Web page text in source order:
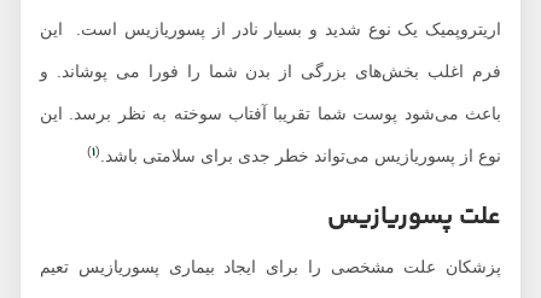
اریتروپمیک یک نوع شدید و بسیار نادر از پسوریازیس است. این
فرم اغلب بخش‌های بزرگی از بدن شما را فورا می پوشاند. و
باعث می‌شود پوست شما تقریبا آفتاب سوخته به نظر برسد. این
نوع از پسوریازیس می‌تواند خطر جدی برای سلامتی باشد. 1
علت پسوریازیس
پزشکان علت مشخصی را برای ایجاد بیماری پسوریازیس تعیم